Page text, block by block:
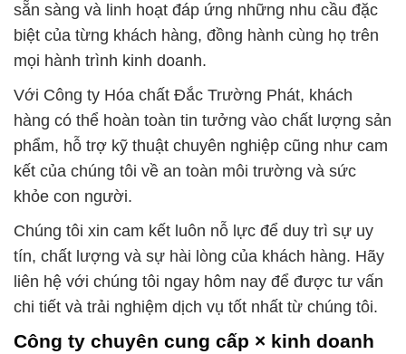
sẵn sàng và linh hoạt đáp ứng những nhu cầu đặc
biệt của từng khách hàng, đồng hành cùng họ trên
mọi hành trình kinh doanh.
Với Công ty Hóa chất Đắc Trường Phát, khách
hàng có thể hoàn toàn tin tưởng vào chất lượng sản
phẩm, hỗ trợ kỹ thuật chuyên nghiệp cũng như cam
kết của chúng tôi về an toàn môi trường và sức
khỏe con người.
Chúng tôi xin cam kết luôn nỗ lực để duy trì sự uy
tín, chất lượng và sự hài lòng của khách hàng. Hãy
liên hệ với chúng tôi ngay hôm nay để được tư vấn
chi tiết và trải nghiệm dịch vụ tốt nhất từ chúng tôi.
Công ty chuyên cung cấp × kinh doanh